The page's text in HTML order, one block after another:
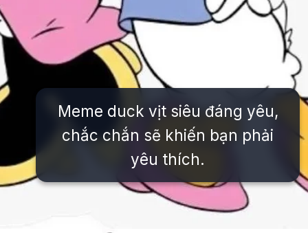
Meme duck vịt siêu đáng yêu,
chắc chắn sẽ khiến bạn phải
yêu thích.